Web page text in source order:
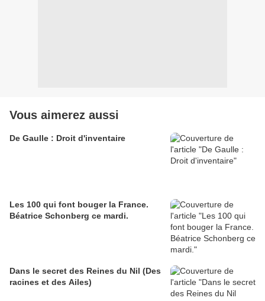
Vous aimerez aussi
De Gaulle : Droit d'inventaire
Les 100 qui font bouger la France.
Béatrice Schonberg ce mardi.
Dans le secret des Reines du Nil (Des
racines et des Ailes)